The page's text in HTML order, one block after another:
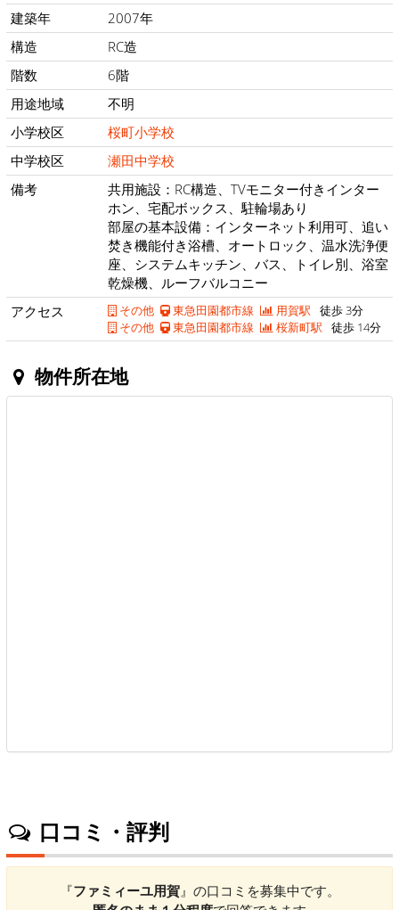
建築年
2007年
構造
RC造
階数
6階
用途地域
不明
小学校区
桜町小学校
中学校区
瀬田中学校
備考
共用施設：RC構造、TVモニター付きインター
ホン、宅配ボックス、駐輪場あり
部屋の基本設備：インターネット利用可、追い
焚き機能付き浴槽、オートロック、温水洗浄便
座、システムキッチン、バス、トイレ別、浴室
乾燥機、ルーフバルコニー
アクセス
その他 東急田園都市線 用賀駅 徒歩 3分
その他
東急田園都市線 桜新町駅 徒歩 14分
物件所在地
口コミ・評判
『ファミィーユ用賀』の口コミを募集中です。